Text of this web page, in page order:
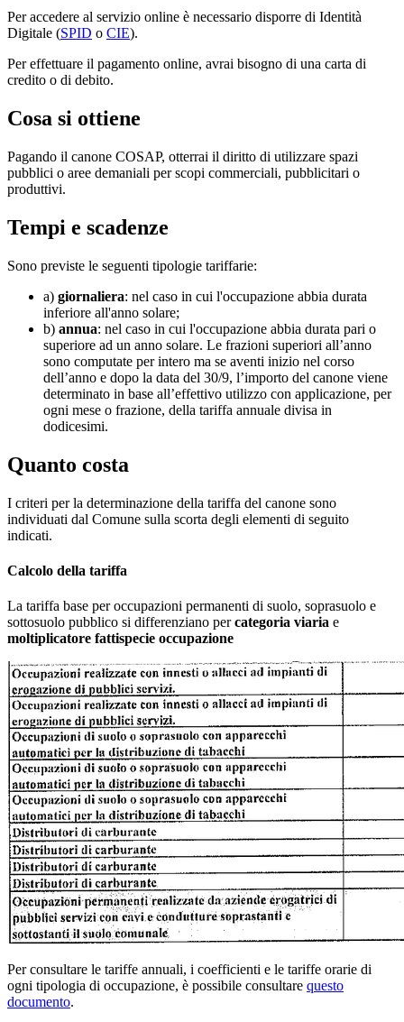
Per accedere al servizio online è necessario disporre di Identità
Digitale (SPID o CIE).
Per effettuare il pagamento online, avrai bisogno di una carta di
credito o di debito.
Cosa si ottiene
Pagando il canone COSAP, otterrai il diritto di utilizzare spazi
pubblici o aree demaniali per scopi commerciali, pubblicitari o
produttivi.
Tempi e scadenze
Sono previste le seguenti tipologie tariffarie:
a) giornaliera: nel caso in cui l'occupazione abbia durata
inferiore all'anno solare;
b) annua: nel caso in cui l'occupazione abbia durata pari o
superiore ad un anno solare. Le frazioni superiori all’anno
sono computate per intero ma se aventi inizio nel corso
dell’anno e dopo la data del 30/9, l’importo del canone viene
determinato in base all’effettivo utilizzo con applicazione, per
ogni mese o frazione, della tariffa annuale divisa in
dodicesimi.
Quanto costa
I criteri per la determinazione della tariffa del canone sono
individuati dal Comune sulla scorta degli elementi di seguito
indicati.
Calcolo della tariffa
La tariffa base per occupazioni permanenti di suolo, soprasuolo e
sottosuolo pubblico si differenziano percategoria viaria e
moltiplicatore fattispecie occupazione
Per consultare le tariffe annuali, i coefficienti e le tariffe orarie di
ogni tipologia di occupazione, è possibile consultare questo
documento.